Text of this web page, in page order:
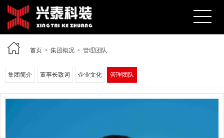
首页 > 集团概况 > 管理团队
集团简介 董事长致词 企业文化 管理团队